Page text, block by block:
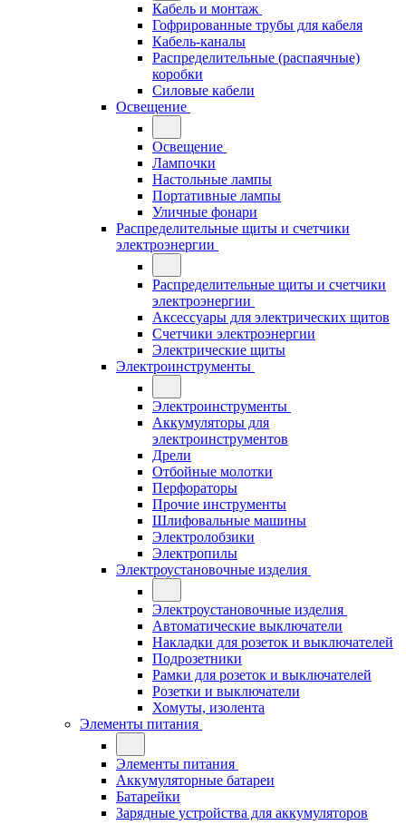
Кабель и монтаж
Гофрированные трубы для кабеля
Кабель-каналы
Распределительные (распаячные)
коробки
Силовые кабели
Освещение
Освещение
Лампочки
Настольные лампы
Портативные лампы
Уличные фонари
Распределительные щиты и счетчики
электроэнергии
Распределительные щиты и счетчики
электроэнергии
Аксессуары для электрических щитов
Счетчики электроэнергии
Электрические щиты
Электроинструменты
Электроинструменты
Аккумуляторы для
электроинструментов
Дрели
Отбойные молотки
Перфораторы
Прочие инструменты
Шлифовальные машины
Электролобзики
Электропилы
Электроустановочные изделия
Электроустановочные изделия
Автоматические выключатели
Накладки для розеток и выключателей
Подрозетники
Рамки для розеток и выключателей
Розетки и выключатели
Хомуты, изолента
Элементы питания
Элементы питания
Аккумуляторные батареи
Батарейки
Зарядные устройства для аккумуляторов